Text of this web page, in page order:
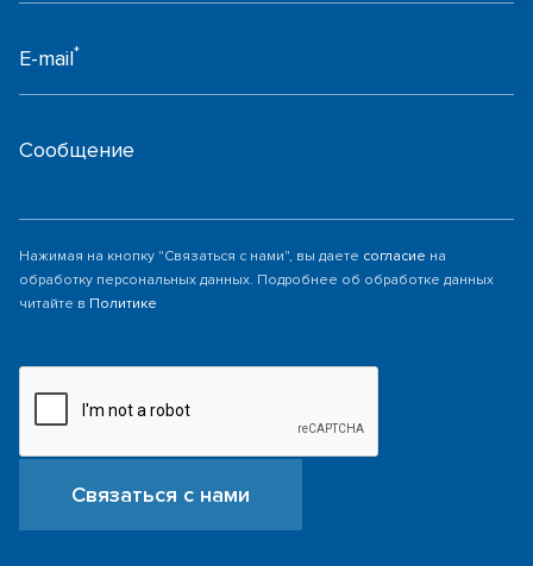
E-mail*
Сообщение
Нажимая на кнопку "Связаться с нами", вы даете согласие на
обработку персональных данных. Подробнее об обработке данных
читайте в Политике
Связаться с нами